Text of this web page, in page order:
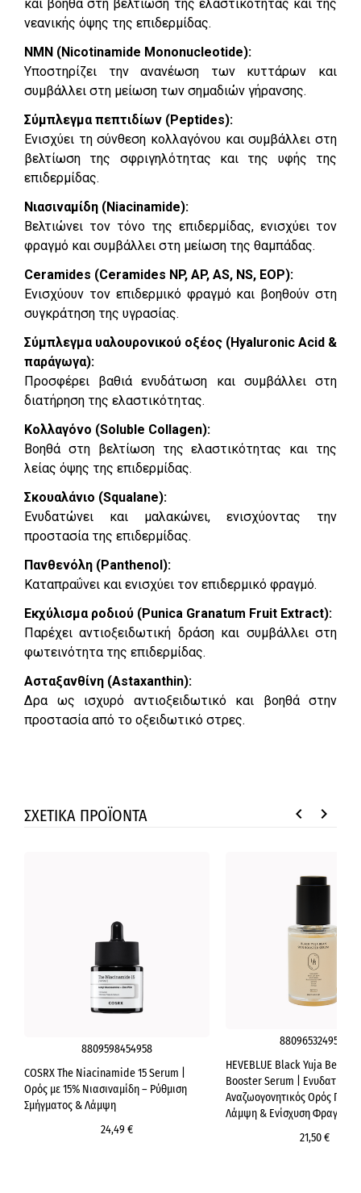
και βοηθά στη βελτίωση της ελαστικότητας και της
νεανικής όψης της επιδερμίδας.
NMN (Nicotinamide Mononucleotide):
Υποστηρίζει την ανανέωση των κυττάρων και
συμβάλλει στη μείωση των σημαδιών γήρανσης.
Σύμπλεγμα πεπτιδίων (Peptides):
Ενισχύει τη σύνθεση κολλαγόνου και συμβάλλει στη
βελτίωση της σφριγηλότητας και της υφής της
επιδερμίδας.
Νιασιναμίδη (Niacinamide):
Βελτιώνει τον τόνο της επιδερμίδας, ενισχύει τον
φραγμό και συμβάλλει στη μείωση της θαμπάδας.
Ceramides (Ceramides NP, AP, AS, NS, EOP):
Ενισχύουν τον επιδερμικό φραγμό και βοηθούν στη
συγκράτηση της υγρασίας.
Σύμπλεγμα υαλουρονικού οξέος (Hyaluronic Acid &
παράγωγα):
Προσφέρει βαθιά ενυδάτωση και συμβάλλει στη
διατήρηση της ελαστικότητας.
Κολλαγόνο (Soluble Collagen):
Βοηθά στη βελτίωση της ελαστικότητας και της
λείας όψης της επιδερμίδας.
Σκουαλάνιο (Squalane):
Ενυδατώνει και μαλακώνει, ενισχύοντας την
προστασία της επιδερμίδας.
Πανθενόλη (Panthenol):
Καταπραΰνει και ενισχύει τον επιδερμικό φραγμό.
Εκχύλισμα ροδιού (Punica Granatum Fruit Extract):
Παρέχει αντιοξειδωτική δράση και συμβάλλει στη
φωτεινότητα της επιδερμίδας.
Ασταξανθίνη (Astaxanthin):
Δρα ως ισχυρό αντιοξειδωτικό και βοηθά στην
προστασία από το οξειδωτικό στρες.
ΣΧΕΤΙΚΑ ΠΡΟΪΟΝΤΑ keyboard_arrow_left keyboard_arrow_right
8809598454958
COSRX The Niacinamide 15 Serum |
Ορός με 15% Νιασιναμίδη – Ρύθμιση
Σμήγματος & Λάμψη
24,49 €
8809653249529
HEVEBLUE Black Yuja Bean
Booster Serum | Ενυδατικός
Αναζωογονητικός Ορός
Λάμψη & Ενίσχυση Φραγμού
21,50 €